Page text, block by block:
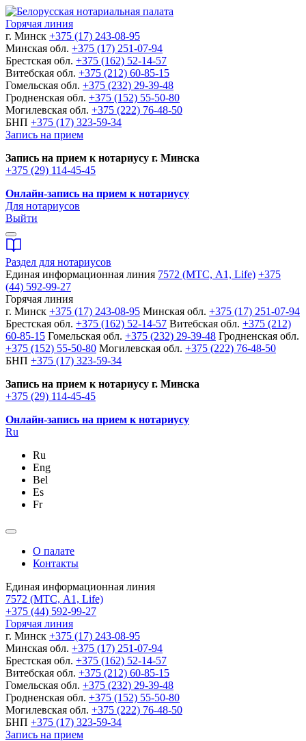
Горячая линия
г. Минск +375 (17) 243-08-95
Минская обл. +375 (17) 251-07-94
Брестская обл. +375 (162) 52-14-57
Витебская обл. +375 (212) 60-85-15
Гомельская обл. +375 (232) 29-39-48
Гродненская обл. +375 (152) 55-50-80
Могилевская обл. +375 (222) 76-48-50
БНП +375 (17) 323-59-34
Запись на прием
Запись на прием к нотариусу г. Минска
+375 (29) 114-45-45
Онлайн-запись на прием к нотариусу
Для нотариусов
Выйти
Раздел для нотариусов
Единая информационная линия 7572 (МТС, A1, Life) +375
(44) 592-99-27
Горячая линия
г. Минск +375 (17) 243-08-95 Минская обл. +375 (17) 251-07-94
Брестская обл. +375 (162) 52-14-57 Витебская обл. +375 (212)
60-85-15 Гомельская обл. +375 (232) 29-39-48 Гродненская обл.
+375 (152) 55-50-80 Могилевская обл. +375 (222) 76-48-50
БНП +375 (17) 323-59-34
Запись на прием к нотариусу г. Минска
+375 (29) 114-45-45
Онлайн-запись на прием к нотариусу
Ru
Ru
Eng
Bel
Es
Fr
О палате
Контакты
Единая информационная линия
7572 (МТС, A1, Life)
+375 (44) 592-99-27
Горячая линия
г. Минск +375 (17) 243-08-95
Минская обл. +375 (17) 251-07-94
Брестская обл. +375 (162) 52-14-57
Витебская обл. +375 (212) 60-85-15
Гомельская обл. +375 (232) 29-39-48
Гродненская обл. +375 (152) 55-50-80
Могилевская обл. +375 (222) 76-48-50
БНП +375 (17) 323-59-34
Запись на прием